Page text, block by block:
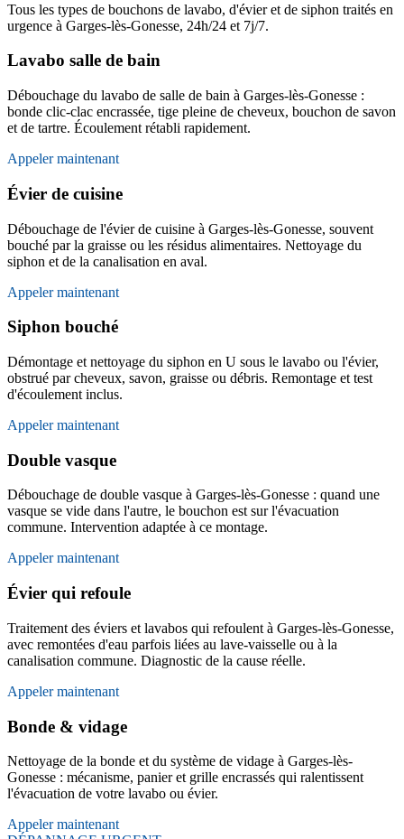
Tous les types de bouchons de lavabo, d'évier et de siphon traités en
urgence à Garges-lès-Gonesse, 24h/24 et 7j/7.
Lavabo salle de bain
Débouchage du lavabo de salle de bain à Garges-lès-Gonesse :
bonde clic-clac encrassée, tige pleine de cheveux, bouchon de savon
et de tartre. Écoulement rétabli rapidement.
Appeler maintenant
Évier de cuisine
Débouchage de l'évier de cuisine à Garges-lès-Gonesse, souvent
bouché par la graisse ou les résidus alimentaires. Nettoyage du
siphon et de la canalisation en aval.
Appeler maintenant
Siphon bouché
Démontage et nettoyage du siphon en U sous le lavabo ou l'évier,
obstrué par cheveux, savon, graisse ou débris. Remontage et test
d'écoulement inclus.
Appeler maintenant
Double vasque
Débouchage de double vasque à Garges-lès-Gonesse : quand une
vasque se vide dans l'autre, le bouchon est sur l'évacuation
commune. Intervention adaptée à ce montage.
Appeler maintenant
Évier qui refoule
Traitement des éviers et lavabos qui refoulent à Garges-lès-Gonesse,
avec remontées d'eau parfois liées au lave-vaisselle ou à la
canalisation commune. Diagnostic de la cause réelle.
Appeler maintenant
Bonde & vidage
Nettoyage de la bonde et du système de vidage à Garges-lès-
Gonesse : mécanisme, panier et grille encrassés qui ralentissent
l'évacuation de votre lavabo ou évier.
Appeler maintenant